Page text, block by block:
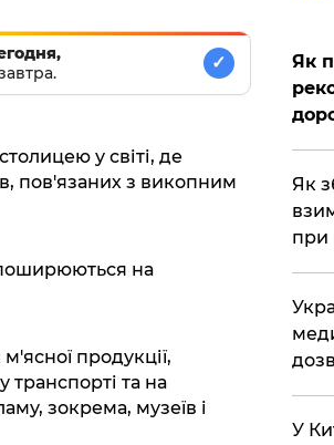
✓
у світі, де
пов'язаних з викопним
на
продукції,
транспорті та на
зокрема, музеїв і
Як
Як
при
У